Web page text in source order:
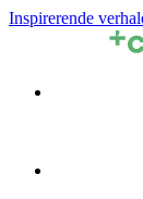
Inspirerende